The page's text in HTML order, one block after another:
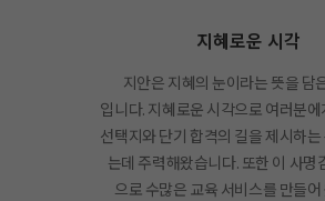
지혜로운 시각
지안은 지혜의 눈이라는 뜻을 담
입니다. 지혜로운 시각으로 여러분
선택지와 단기 합격의 길을 제시하
는데 주력해왔습니다. 또한 이 사명
으로 수많은 교육 서비스를 만들어